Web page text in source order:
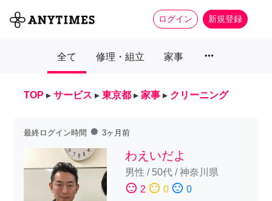
ログイン 新規登録
全て 修理・組立 家事 more_horiz
TOP ▸ サービス ▸ 東京都 ▸ 家事 ▸ クリーニング
最終ログイン時間 fiber_manual_record 3ヶ月前
わえいだよ
男性 / 50代/神奈川県
sentiment_satisfied 2 sentiment_neutral 0 sentiment_dissatisfied 0